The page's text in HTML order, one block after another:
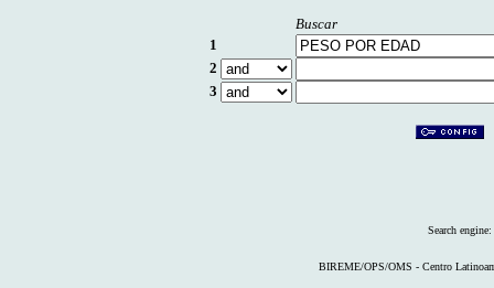
Buscar
1
2
3
Search engine:
BIREME/OPS/OMS - Centro